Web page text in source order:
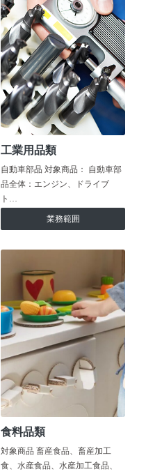
工業用品類
自動車部品 対象商品： 自動車部
品全体：エンジン、ドライブ
ト…
業務範囲
食料品類
対象商品 畜産食品、畜産加工
食、水産食品、水産加工食品、